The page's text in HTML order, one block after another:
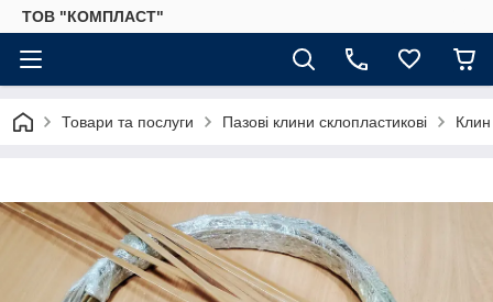
ТОВ "КОМПЛАСТ"
Товари та послуги Пазові клини склопластикові